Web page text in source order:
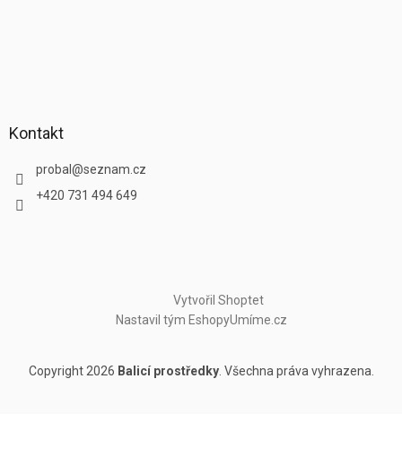
Kontakt
probal @seznam.cz
+420 731 494 649
Vytvořil Shoptet
Nastavil tým EshopyUmíme.cz
Copyright 2026 Balicí prostředky. Všechna práva vyhrazena.